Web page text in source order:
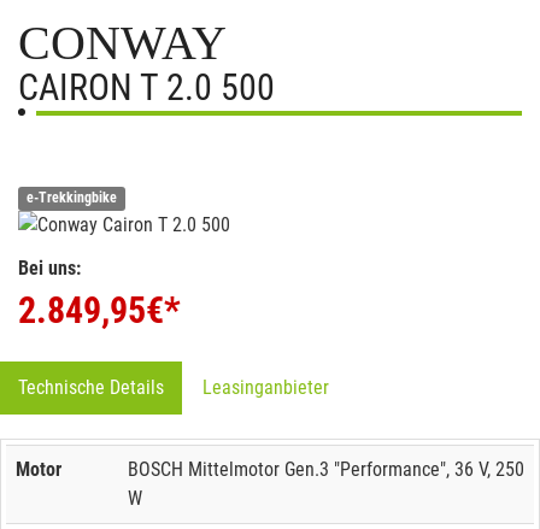
CONWAY
CAIRON T 2.0 500
e-Trekkingbike
Bei uns:
2.849,95€*
Technische Details Leasinganbieter
Motor
BOSCH Mittelmotor Gen.3 "Performance", 36 V, 250
W